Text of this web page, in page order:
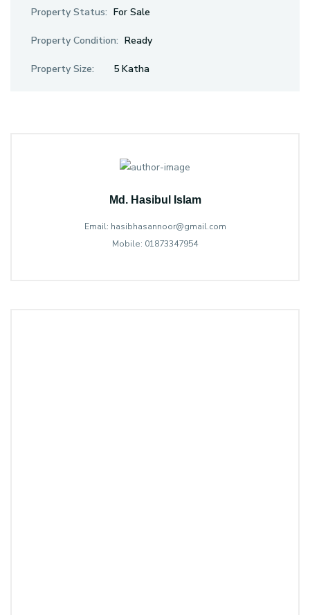
Property Status: For Sale
Property Condition: Ready
Property Size: 5 Katha
Md. Hasibul Islam
Email: hasibhasannoor@gmail.com
Mobile: 01873347954